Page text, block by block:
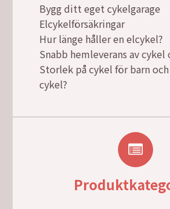
Bygg ditt eget cykelgarage
Elcykelförsäkringar
Hur länge håller en elcykel?
Snabb hemleverans av cykel
Storlek på cykel för barn
cykel?